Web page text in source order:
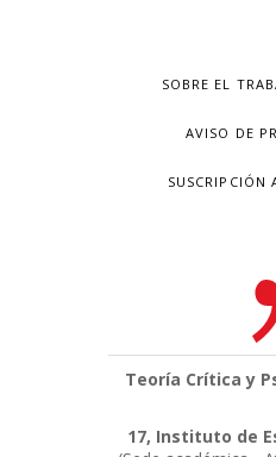
SOBRE EL
AVISO DE
SUSCRIPCIÓN
Teoría Crítica y
17, Instituto de